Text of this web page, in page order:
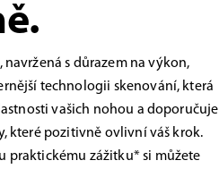
navržená s důrazem na výkon,
technologii skenování, která
vašich nohou a doporučuje
které pozitivně ovlivní váš krok.
praktickému zážitku* si můžete